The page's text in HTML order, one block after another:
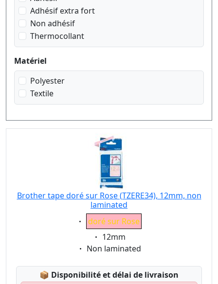
Adhésif extra fort
Non adhésif
Thermocollant
Matériel
Polyester
Textile
Brother tape doré sur Rose (TZERE34), 12mm, non
laminated
Eigenschaft:
doré sur Rose
Eigenschaft:
12mm
Eigenschaft:
Non laminated
📦 Lagerstatus:
Disponibilité et délai de livraison